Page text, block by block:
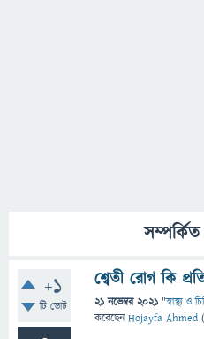
সম্পর্কিত
+1
টি ভোট
শ্বেতী রোগ কি
21 নভেম্বর 2021 "স্বাস্থ্য ও
করেছেনHojayfa Ahmed (